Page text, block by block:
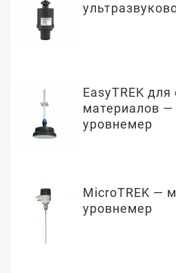
EasyTREK
материалов —
уровнемер
MicroTREK —
уровнемер